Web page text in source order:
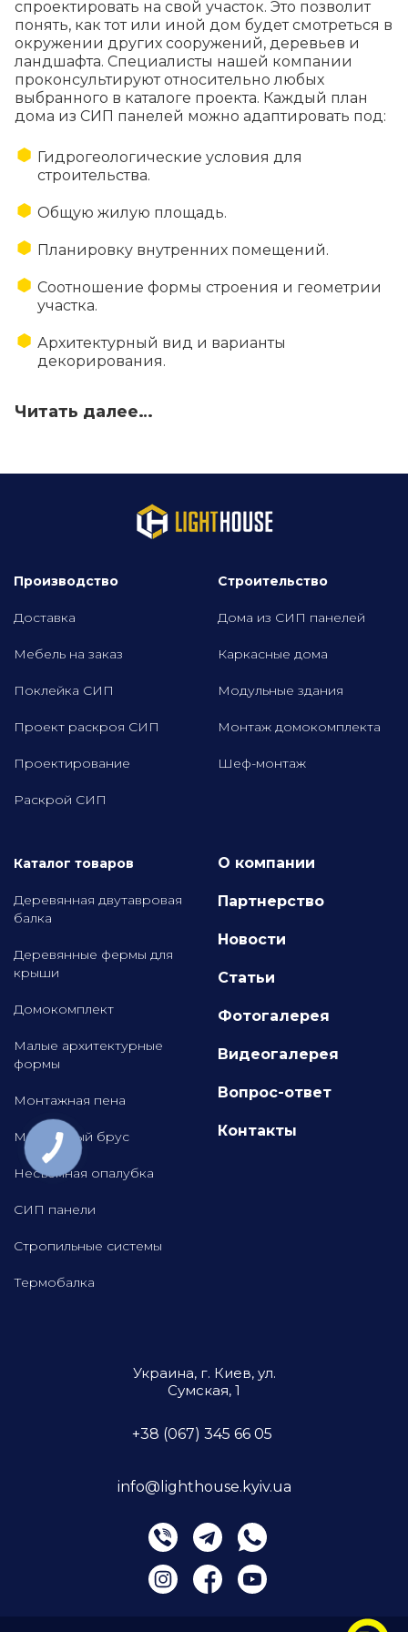
нагрузки приходится на SIP панели.
Все элементы конструкции дома
являются экологически чистыми и
безопасными для здоровья.
спроектировать на свой участок. Это позволит
понять, как тот или иной дом будет смотреться в
окружении других сооружений, деревьев и
ландшафта. Специалисты нашей компании
проконсультируют относительно любых
выбранного в каталоге проекта. Каждый план
дома из СИП панелей можно адаптировать под:
Гидрогеологические условия для
строительства.
Общую жилую площадь.
Планировку внутренних помещений.
Соотношение формы строения и геометрии
участка.
Архитектурный вид и варианты
декорирования.
Читать далее…
Производство
Доставка
Мебель на заказ
Поклейка СИП
Проект раскроя СИП
Проектирование
Раскрой СИП
Строительство
Дома из СИП панелей
Каркасные дома
Модульные здания
Монтаж домокомплекта
Шеф-монтаж
Каталог товаров
Деревянная двутавровая
балка
Деревянные фермы для
крыши
Домокомплект
Малые архитектурные
формы
Монтажная пена
Монтажный брус
Несъемная опалубка
СИП панели
Стропильные системы
Термобалка
О компании
Партнерство
Новости
Статьи
Фотогалерея
Видеогалерея
Вопрос-ответ
Контакты
Украина, г. Киев, ул.
Сумская, 1
+38 (067) 345 66 05
info@lighthouse.kyiv.ua